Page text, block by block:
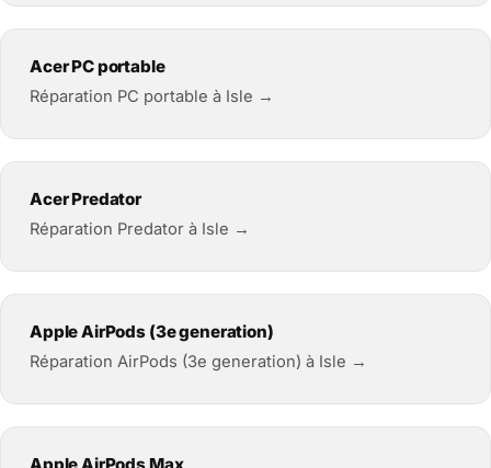
Acer PC portable
Réparation PC portable à Isle →
Acer Predator
Réparation Predator à Isle →
Apple AirPods (3e generation)
Réparation AirPods (3e generation) à Isle →